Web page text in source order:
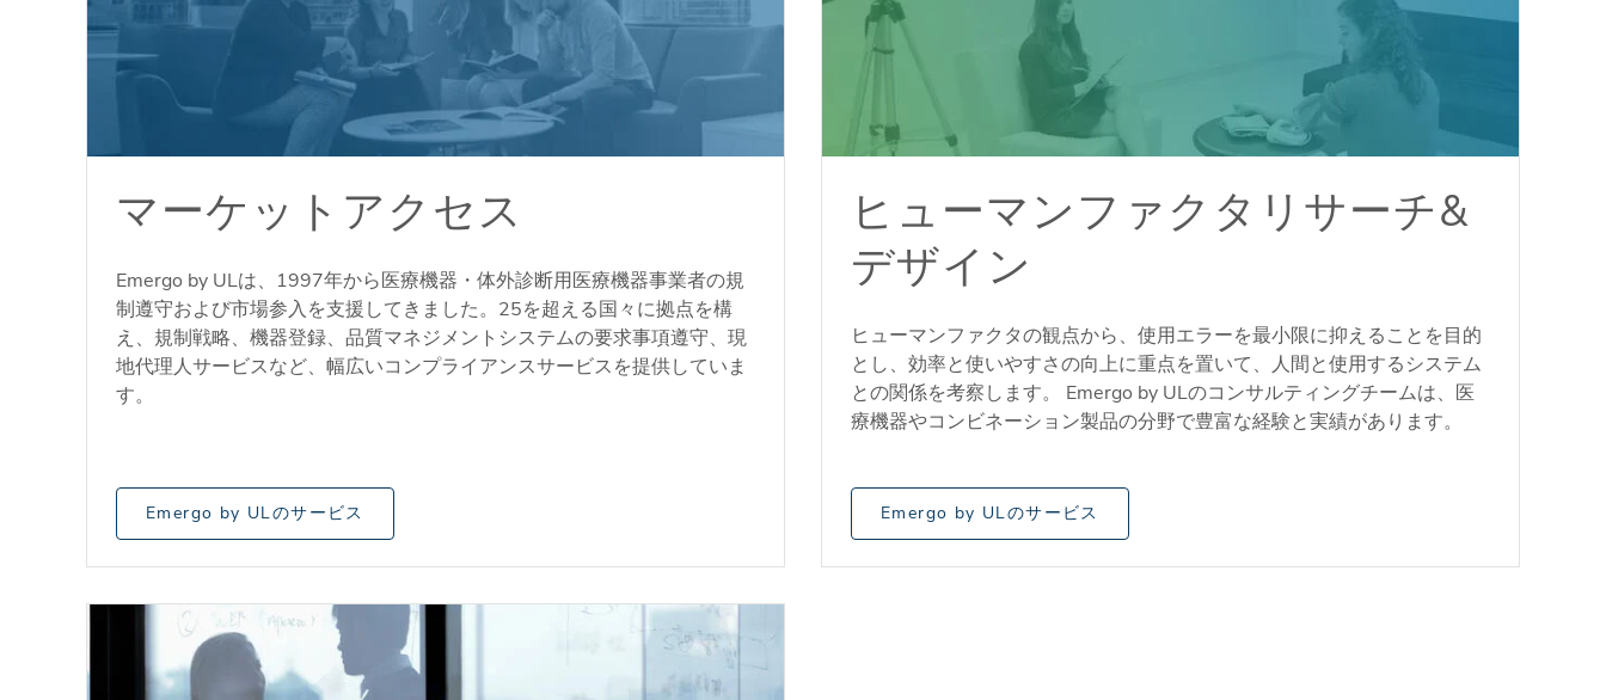
マーケットアクセス
Emergo by ULは、1997年から医療機器・体外診断用医療機器事業者の規
制遵守および市場参入を支援してきました。25を超える国々に拠点を構
え、規制戦略、機器登録、品質マネジメントシステムの要求事項遵守、現
地代理人サービスなど、幅広いコンプライアンスサービスを提供していま
す。
Emergo by ULのサービス
ヒューマンファクタリサーチ&
デザイン
ヒューマンファクタの観点から、使用エラーを最小限に抑えることを目的
とし、効率と使いやすさの向上に重点を置いて、人間と使用するシステム
との関係を考察します。 Emergo by ULのコンサルティングチームは、医
療機器やコンビネーション製品の分野で豊富な経験と実績があります。
Emergo by ULのサービス